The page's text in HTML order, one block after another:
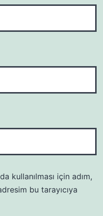
kullanılması için adım,
bu tarayıcıya